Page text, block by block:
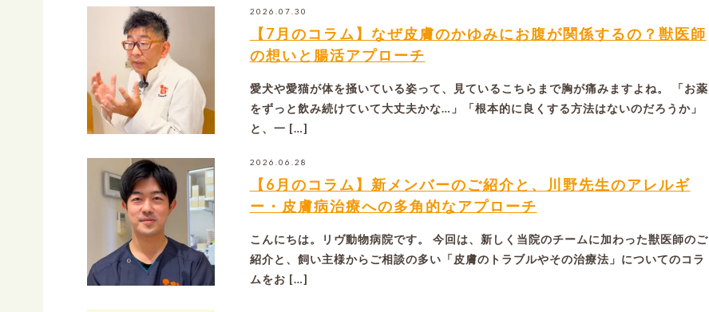
2026.07.30
【7月のコラム】なぜ皮膚のかゆみにお腹が関係するの？獣医師
の想いと腸活アプローチ
愛犬や愛猫が体を掻いている姿って、見ているこちらまで胸が痛みますよね。 「お薬
をずっと飲み続けていて大丈夫かな…」「根本的に良くする方法はないのだろうか」
と、一 […]
2026.06.28
【6月のコラム】新メンバーのご紹介と、川野先生のアレルギ
ー・皮膚病治療への多角的なアプローチ
こんにちは。リヴ動物病院です。 今回は、新しく当院のチームに加わった獣医師のご
紹介と、飼い主様からご相談の多い「皮膚のトラブルやその治療法」についてのコラ
ムをお […]